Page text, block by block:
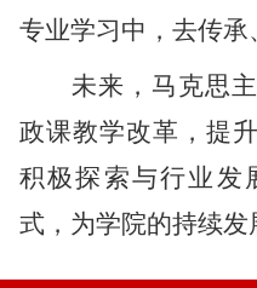
专业学习中，去传承
未来，马克思
政课教学改革，提
积极探索与行业发
式，为学院的持续发